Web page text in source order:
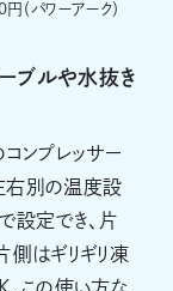
（パワーアーク）
ブルや水抜き
ンプレッサー
右別の温度設
定でき、片
はギリギリ凍